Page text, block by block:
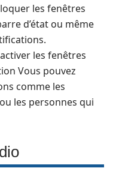
les fenêtres
d’état ou même
les fenêtres
Vous pouvez
comme les
les personnes qui